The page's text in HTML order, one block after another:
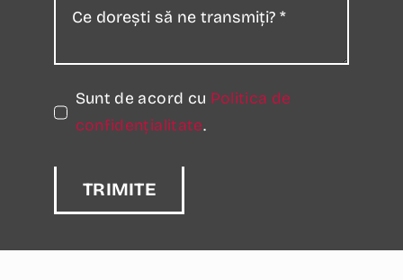
Sunt de acord cu Politica de
confidențialitate.
TRIMITE